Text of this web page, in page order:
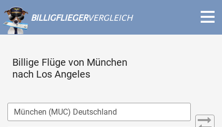
BILLIGFLIEGERVERGLEICH
Billige Flüge von München
nach Los Angeles